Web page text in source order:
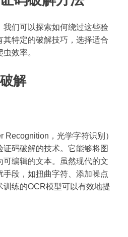
们可以探索如何绕过这些验
特定的破解技巧，选择适合
效率。
解
Recognition，光学字符识别）
码破解的技术。它能够将图
编辑的文本。虽然现代的文
段，如扭曲字符、添加噪点
练的OCR模型可以有效地提